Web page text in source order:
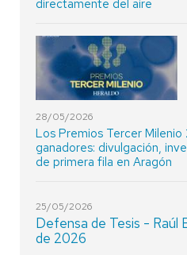
directamente del aire
28/05/2026
Los Premios Tercer
ganadores: divulgación,
de primera fila en Aragón
25/05/2026
Defensa de Tesis - Raúl
de 2026